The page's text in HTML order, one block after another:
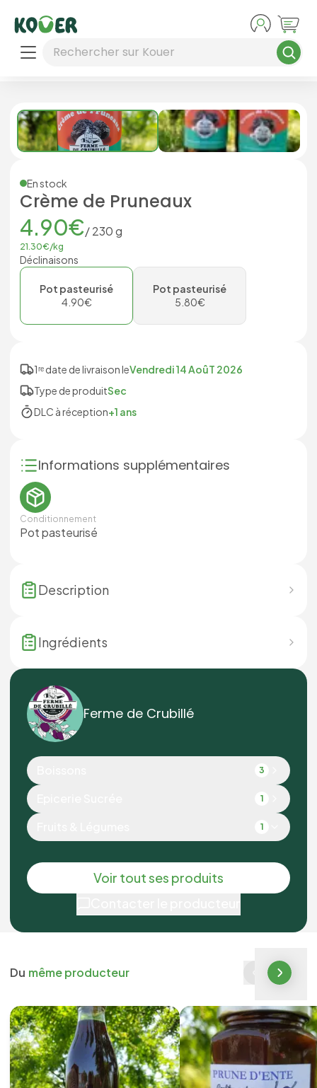
Rechercher sur Kouer
En stock
Crème de Pruneaux
4.90€/230g
21.30€/kg
Déclinaisons
Pot pasteurisé
4.90€
Pot pasteurisé
5.80€
1ʳᵉ date de livraison leVendredi 14 AoûT 2026
Type de produitSec
DLC à réception+1 ans
Informations supplémentaires
Conditionnement
Pot pasteurisé
Description
Ingrédients
Ferme de Crubillé
3
1
1
Voir tout ses produits
Du même producteur